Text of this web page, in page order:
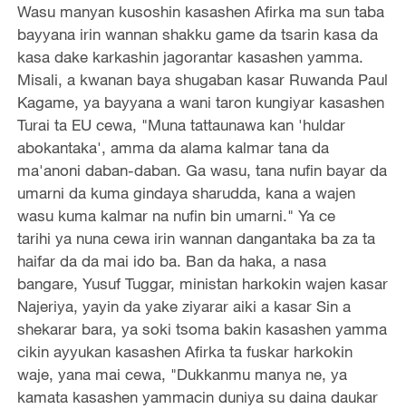
Wasu manyan kusoshin kasashen Afirka ma sun taba
bayyana irin wannan shakku game da tsarin kasa da
kasa dake karkashin jagorantar kasashen yamma.
Misali, a kwanan baya shugaban kasar Ruwanda Paul
Kagame, ya bayyana a wani taron kungiyar kasashen
Turai ta EU cewa, "Muna tattaunawa kan 'huldar
abokantaka', amma da alama kalmar tana da
ma'anoni daban-daban. Ga wasu, tana nufin bayar da
umarni da kuma gindaya sharudda, kana a wajen
wasu kuma kalmar na nufin bin umarni." Ya ce
tarihi ya nuna cewa irin wannan dangantaka ba za ta
haifar da da mai ido ba. Ban da haka, a nasa
bangare, Yusuf Tuggar, ministan harkokin wajen kasar
Najeriya, yayin da yake ziyarar aiki a kasar Sin a
shekarar bara, ya soki tsoma bakin kasashen yamma
cikin ayyukan kasashen Afirka ta fuskar harkokin
waje, yana mai cewa, "Dukkanmu manya ne, ya
kamata kasashen yammacin duniya su daina daukar